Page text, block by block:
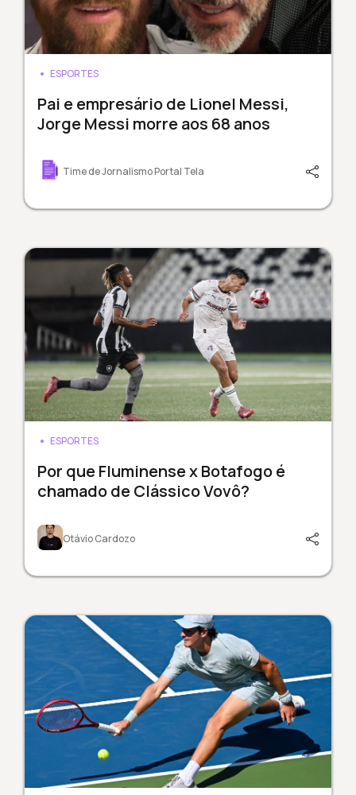
ESPORTES
Pai e empresário de Lionel Messi,
Jorge Messi morre aos 68 anos
Time de Jornalismo Portal Tela
ESPORTES
Por que Fluminense x Botafogo é
chamado de Clássico Vovô?
Otávio Cardozo